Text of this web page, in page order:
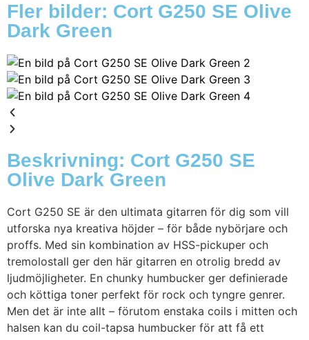
Fler bilder: Cort G250 SE Olive
Dark Green
Beskrivning: Cort G250 SE
Olive Dark Green
Cort G250 SE är den ultimata gitarren för dig som vill
utforska nya kreativa höjder – för både nybörjare och
proffs. Med sin kombination av HSS-pickuper och
tremolostall ger den här gitarren en otrolig bredd av
ljudmöjligheter. En chunky humbucker ger definierade
och köttiga toner perfekt för rock och tyngre genrer.
Men det är inte allt – förutom enstaka coils i mitten och
halsen kan du coil-tapsa humbucker för att få ett